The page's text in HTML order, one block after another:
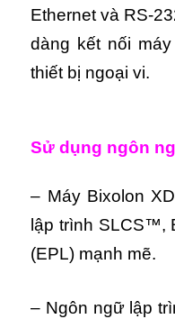
Ethernet và RS-
dàng kết nối
thiết bị ngoại vi.
Sử dụng ngôn
– Máy Bixolon
lập trình SLCS™,
(EPL) mạnh mẽ.
– Ngôn ngữ lập